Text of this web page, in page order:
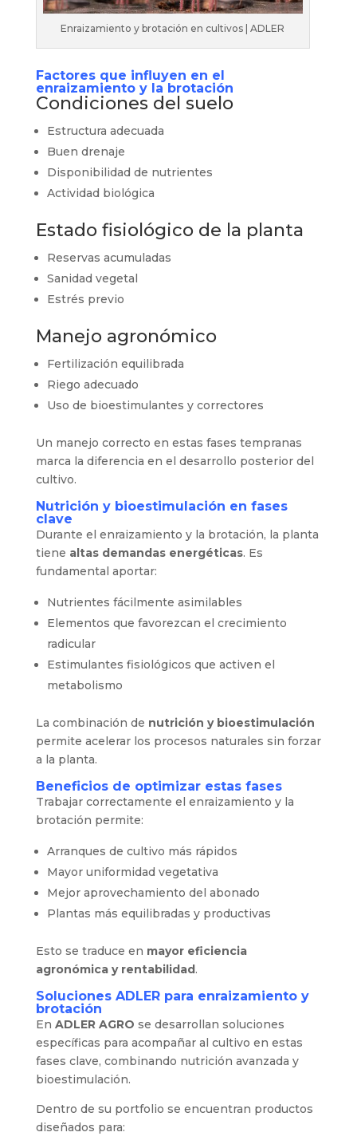
Enraizamiento y brotación en cultivos | ADLER
Factores que influyen en el
enraizamiento y la brotación
Condiciones del suelo
Estructura adecuada
Buen drenaje
Disponibilidad de nutrientes
Actividad biológica
Estado fisiológico de la planta
Reservas acumuladas
Sanidad vegetal
Estrés previo
Manejo agronómico
Fertilización equilibrada
Riego adecuado
Uso de bioestimulantes y correctores
Un manejo correcto en estas fases tempranas
marca la diferencia en el desarrollo posterior del
cultivo.
Nutrición y bioestimulación en fases
clave
Durante el enraizamiento y la brotación, la planta
tiene altas demandas energéticas. Es
fundamental aportar:
Nutrientes fácilmente asimilables
Elementos que favorezcan el crecimiento
radicular
Estimulantes fisiológicos que activen el
metabolismo
La combinación de nutrición y bioestimulación
permite acelerar los procesos naturales sin forzar
a la planta.
Beneficios de optimizar estas fases
Trabajar correctamente el enraizamiento y la
brotación permite:
Arranques de cultivo más rápidos
Mayor uniformidad vegetativa
Mejor aprovechamiento del abonado
Plantas más equilibradas y productivas
Esto se traduce en mayor eficiencia
agronómica y rentabilidad.
Soluciones ADLER para enraizamiento y
brotación
En ADLER AGRO se desarrollan soluciones
específicas para acompañar al cultivo en estas
fases clave, combinando nutrición avanzada y
bioestimulación.
Dentro de su portfolio se encuentran productos
diseñados para: